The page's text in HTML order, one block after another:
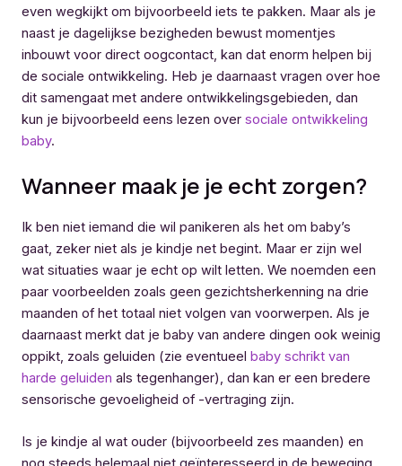
even wegkijkt om bijvoorbeeld iets te pakken. Maar als je
naast je dagelijkse bezigheden bewust momentjes
inbouwt voor direct oogcontact, kan dat enorm helpen bij
de sociale ontwikkeling. Heb je daarnaast vragen over hoe
dit samengaat met andere ontwikkelingsgebieden, dan
kun je bijvoorbeeld eens lezen over sociale ontwikkeling
baby.
Wanneer maak je je echt zorgen?
Ik ben niet iemand die wil panikeren als het om baby’s
gaat, zeker niet als je kindje net begint. Maar er zijn wel
wat situaties waar je echt op wilt letten. We noemden een
paar voorbeelden zoals geen gezichtsherkenning na drie
maanden of het totaal niet volgen van voorwerpen. Als je
daarnaast merkt dat je baby van andere dingen ook weinig
oppikt, zoals geluiden (zie eventueel baby schrikt van
harde geluiden als tegenhanger), dan kan er een bredere
sensorische gevoeligheid of -vertraging zijn.
Is je kindje al wat ouder (bijvoorbeeld zes maanden) en